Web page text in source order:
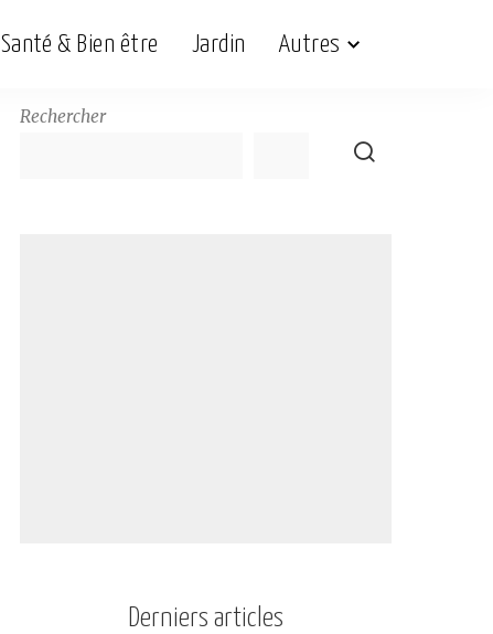
Santé & Bien être Jardin Autres
Rechercher
Derniers articles